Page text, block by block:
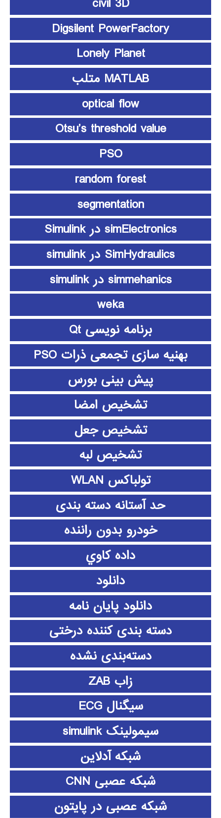
Digsilent PowerFactory
Lonely Planet
MATLAB متلب
optical flow
Otsu’s threshold value
PSO
random forest
segmentation
simElectronics در Simulink
SimHydraulics در simulink
simmehanics در simulink
weka
برنامه نویسی Qt
بهنیه سازی تجمعی ذرات PSO
پیش بینی بورس
تشخیص امضا
تشخیص جعل
تشخیص لبه
تولباکس WLAN
حد آستانه دسته بندی
خودرو بدون راننده
داده كاوي
دانلود
دانلود پايان نامه
دسته بندی کننده درختی
دسته‌بندی نشده
زاب ZAB
سیگنال ECG
سیمولینک simulink
شبکه آدلاین
شبکه عصبی CNN
شبکه عصبی در پایتون